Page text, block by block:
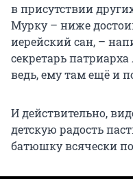
в присутствии
Мурку – ниже
иерейский сан, –
секретарь
ведь, ему там ещё и
И действительно,
детскую радость
батюшку всячески